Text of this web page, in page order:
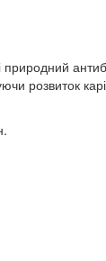
природний
розвиток